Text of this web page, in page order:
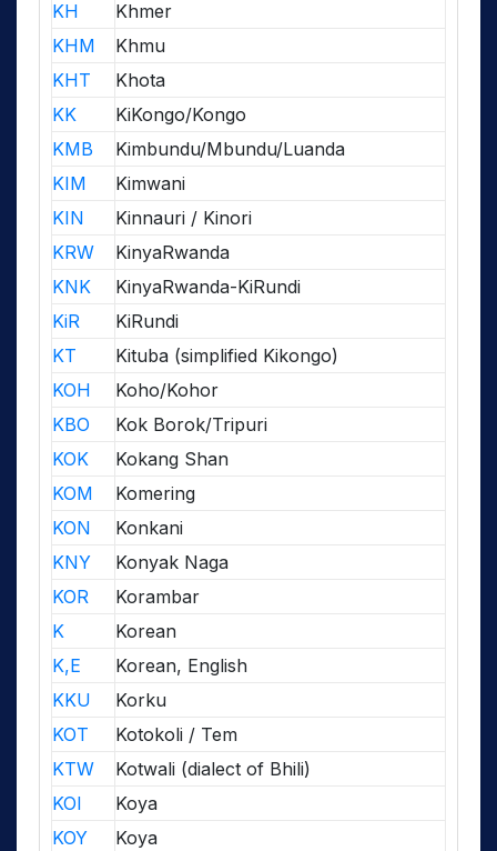
KH
Khmer
KHM
Khmu
KHT
Khota
KK
KiKongo/Kongo
KMB
Kimbundu/Mbundu/Luanda
KIM
Kimwani
KIN
Kinnauri / Kinori
KRW
KinyaRwanda
KNK
KinyaRwanda-KiRundi
KiR
KiRundi
KT
Kituba (simplified Kikongo)
KOH
Koho/Kohor
KBO
Kok Borok/Tripuri
KOK
Kokang Shan
KOM
Komering
KON
Konkani
KNY
Konyak Naga
KOR
Korambar
K
Korean
K,E
Korean, English
KKU
Korku
KOT
Kotokoli / Tem
KTW
Kotwali (dialect of Bhili)
KOI
Koya
KOY
Koya